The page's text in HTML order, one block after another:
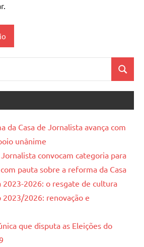
da Casa de Jornalista avança com
unânime
Jornalista convocam categoria para
pauta sobre a reforma da Casa
2023-2026: o resgate de cultura
2023/2026: renovação e
que disputa as Eleições do